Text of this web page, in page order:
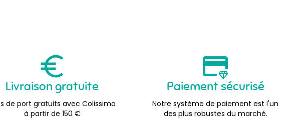
Livraison gratuite
de port gratuits avec Colissimo
à partir de 150 €
Paiement sécurisé
Notre système de paiement est l'un
des plus robustes du marché.